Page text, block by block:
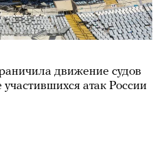
движение судов
атак России